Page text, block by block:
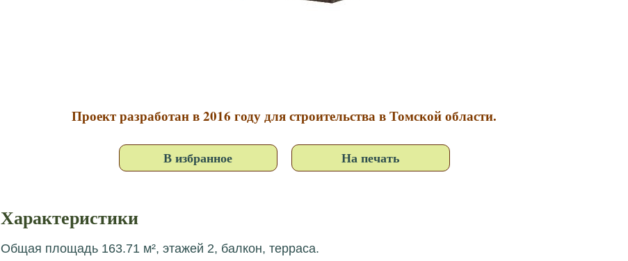
Проект разработан в 2016 году для строительства в Томской области.
В избранное На печать
Характеристики
Общая площадь 163.71 м², этажей 2, балкон, терраса.